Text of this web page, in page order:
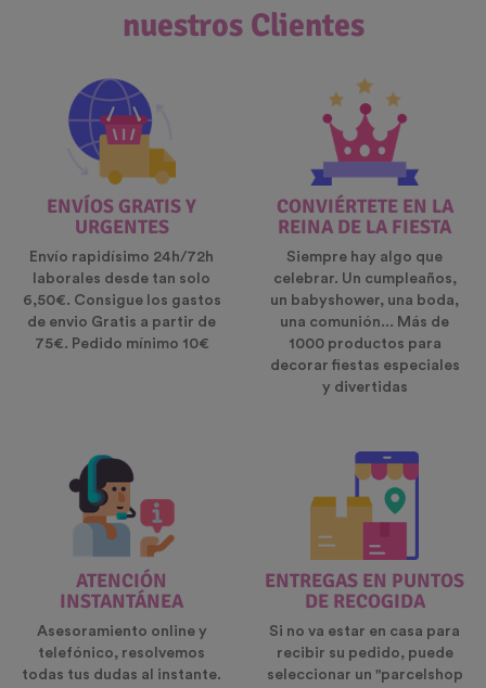
nuestros Clientes
ENVÍOS GRATIS Y
URGENTES
Envío rapidísimo 24h/72h
laborales desde tan solo
6,50€. Consigue los gastos
de envio Gratis a partir de
75€. Pedido mínimo 10€
CONVIÉRTETE EN LA
REINA DE LA FIESTA
Siempre hay algo que
celebrar. Un cumpleaños,
un babyshower, una boda,
una comunión... Más de
1000 productos para
decorar fiestas especiales
y divertidas
ATENCIÓN
INSTANTÁNEA
Asesoramiento online y
telefónico, resolvemos
todas tus dudas al instante.
ENTREGAS EN PUNTOS
DE RECOGIDA
Si no va estar en casa para
recibir su pedido, puede
seleccionar un "parcelshop